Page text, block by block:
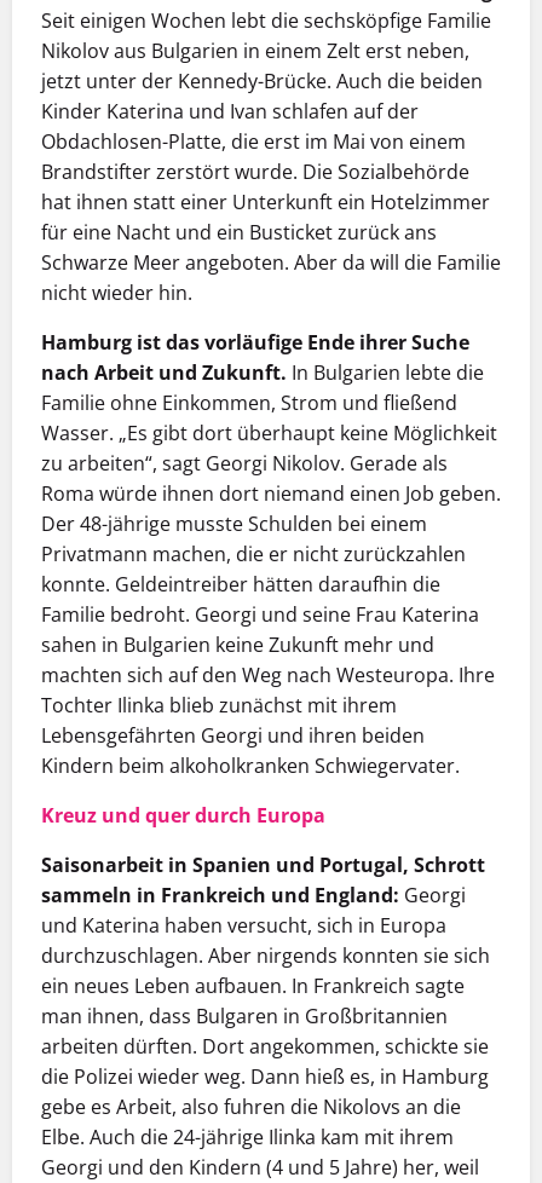
Seit einigen Wochen lebt die sechsköpfige Familie
Nikolov aus Bulgarien in einem Zelt erst neben,
jetzt unter der Kennedy-Brücke. Auch die beiden
Kinder Katerina und Ivan schlafen auf der
Obdachlosen-Platte, die erst im Mai von einem
Brandstifter zerstört wurde. Die Sozialbehörde
hat ihnen statt einer Unterkunft ein Hotelzimmer
für eine Nacht und ein Busticket zurück ans
Schwarze Meer angeboten. Aber da will die Familie
nicht wieder hin.
Hamburg ist das vorläufige Ende ihrer Suche
nach Arbeit und Zukunft. In Bulgarien lebte die
Familie ohne Einkommen, Strom und fließend
Wasser. „Es gibt dort überhaupt keine Möglichkeit
zu arbeiten“, sagt Georgi Nikolov. Gerade als
Roma würde ihnen dort niemand einen Job geben.
Der 48-jährige musste Schulden bei einem
Privatmann machen, die er nicht zurückzahlen
konnte. Geldeintreiber hätten daraufhin die
Familie bedroht. Georgi und seine Frau Katerina
sahen in Bulgarien keine Zukunft mehr und
machten sich auf den Weg nach Westeuropa. Ihre
Tochter Ilinka blieb zunächst mit ihrem
Lebensgefährten Georgi und ihren beiden
Kindern beim alkoholkranken Schwiegervater.
Kreuz und quer durch Europa
Saisonarbeit in Spanien und Portugal, Schrott
sammeln in Frankreich und England: Georgi
und Katerina haben versucht, sich in Europa
durchzuschlagen. Aber nirgends konnten sie sich
ein neues Leben aufbauen. In Frankreich sagte
man ihnen, dass Bulgaren in Großbritannien
arbeiten dürften. Dort angekommen, schickte sie
die Polizei wieder weg. Dann hieß es, in Hamburg
gebe es Arbeit, also fuhren die Nikolovs an die
Elbe. Auch die 24-jährige Ilinka kam mit ihrem
Georgi und den Kindern (4 und 5 Jahre) her, weil